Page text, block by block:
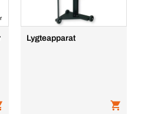
Lygteapparat